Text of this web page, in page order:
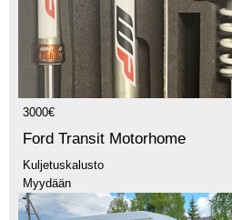
3000€
Ford Transit Motorhome
Kuljetuskalusto
Myydään